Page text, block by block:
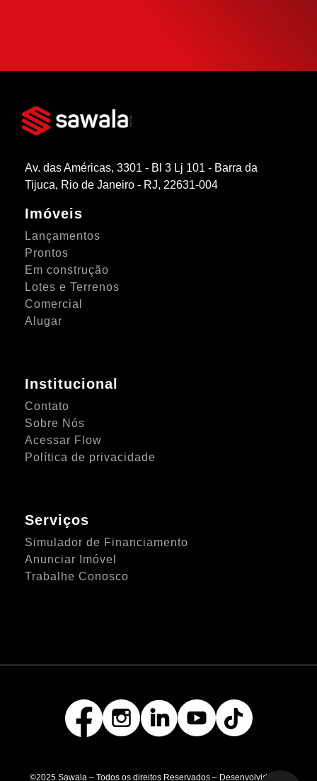
Av. das Américas, 3301 - Bl 3 Lj 101 - Barra da
Tijuca, Rio de Janeiro - RJ, 22631-004
Imóveis
Lançamentos
Prontos
Em construção
Lotes e Terrenos
Comercial
Alugar
Institucional
Contato
Sobre Nós
Acessar Flow
Política de privacidade
Serviços
Simulador de Financiamento
Anunciar Imóvel
Trabalhe Conosco
©2025 Sawala – Todos os direitos Reservados – Desenvolvido por